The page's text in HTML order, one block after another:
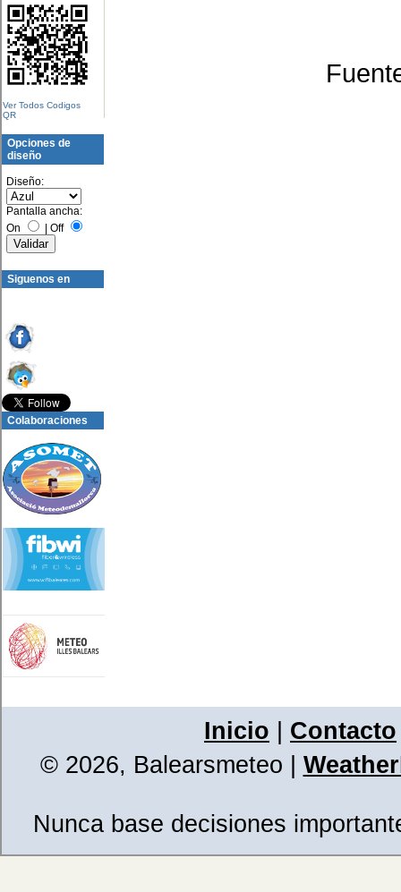
Ver Todos Codigos
QR
Opciones de
diseño
Diseño:
Pantalla ancha:
On
| Off
Siguenos en
Colaboraciones
Inicio
Contacto
© 2026, Balearsmeteo
Nunca base decisiones